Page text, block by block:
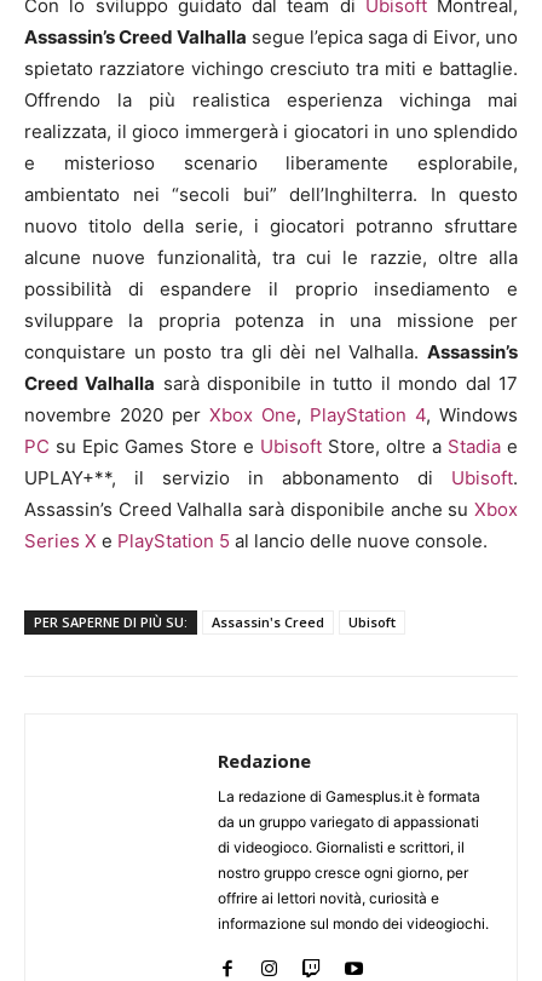
Con lo sviluppo guidato dal team di UbisoftMontreal,
Assassin’s Creed Valhalla segue l’epica saga di Eivor, uno
spietato razziatore vichingo cresciuto tra miti e battaglie.
Offrendo la più realistica esperienza vichinga mai
realizzata, il gioco immergerà i giocatori in uno splendido
e misterioso scenario liberamente esplorabile,
ambientato nei “secoli bui” dell’Inghilterra. In questo
nuovo titolo della serie, i giocatori potranno sfruttare
alcune nuove funzionalità, tra cui le razzie, oltre alla
possibilità di espandere il proprio insediamento e
sviluppare la propria potenza in una missione per
conquistare un posto tra gli dèi nel Valhalla. Assassin’s
Creed Valhalla sarà disponibile in tutto il mondo dal 17
novembre 2020 per Xbox One, PlayStation 4, Windows
PC su Epic Games Store e Ubisoft Store, oltre a Stadia e
UPLAY+**, il servizio in abbonamento di Ubisoft.
Assassin’s Creed Valhalla sarà disponibile anche su Xbox
Series X e PlayStation 5 al lancio delle nuove console.
PER SAPERNE DI PIÙ SU: Assassin's Creed Ubisoft
Redazione
La redazione di Gamesplus.it è formata
da un gruppo variegato di appassionati
di videogioco. Giornalisti e scrittori, il
nostro gruppo cresce ogni giorno, per
offrire ai lettori novità, curiosità e
informazione sul mondo dei videogiochi.